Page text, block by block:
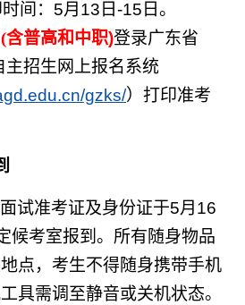
间： 5月 13 日-15 日。
(含普高和中职)登录广东省
主招生网上报名系统
gzks/）打印准考
试准考证及身份证于5月 16
候考室报到。所有随身物品
点，考生不得随身携带手机
具需调至静音或关机状态。